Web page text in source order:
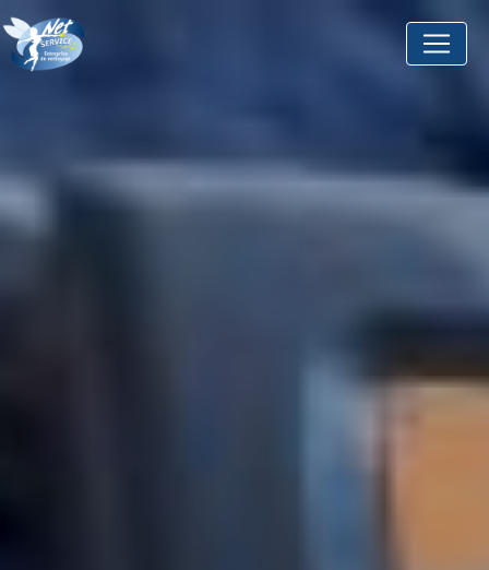
Panneau de gestion des cookies